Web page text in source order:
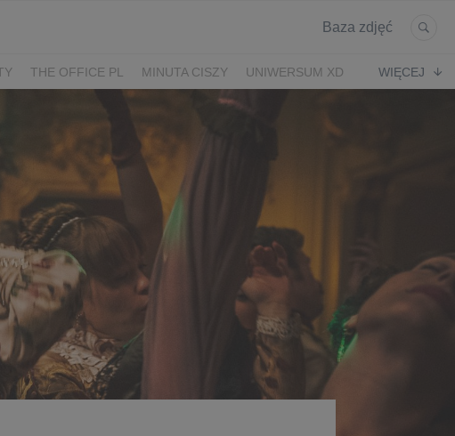
Baza zdjęć
THE OFFICE PL MINUTA CISZY
UNIWERSUM XD
POWRÓT
WIĘCEJ